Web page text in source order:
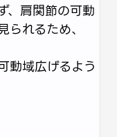
、肩関節の可動
れるため、
動域広げるよう